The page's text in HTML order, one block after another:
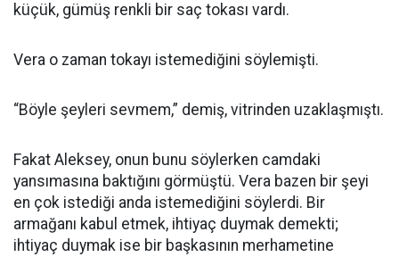
küçük, gümüş renkli bir saç tokası vardı.
Vera o zaman tokayı istemediğini söylemişti.
“Böyle şeyleri sevmem,” demiş, vitrinden uzaklaşmıştı.
Fakat Aleksey, onun bunu söylerken camdaki
yansımasına baktığını görmüştü. Vera bazen bir şeyi
en çok istediği anda istemediğini söylerdi. Bir
armağanı kabul etmek, ihtiyaç duymak demekti;
ihtiyaç duymak ise bir başkasının merhametine